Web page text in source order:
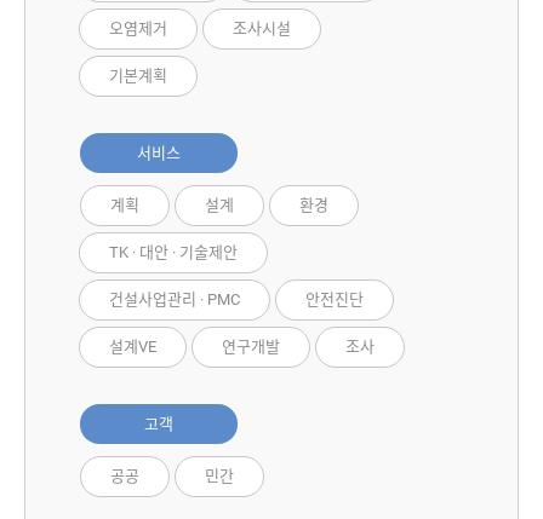
오염제거 조사시설
기본계획
서비스
계획 설계 환경
TK · 대안 · 기술제안
건설사업관리 · PMC 안전진단
설계VE 연구개발 조사
고객
공공 민간